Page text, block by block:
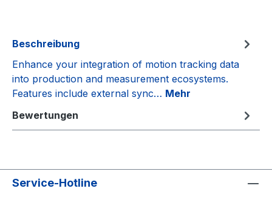
Beschreibung
Enhance your integration of motion tracking data
into production and measurement ecosystems.
Features include external sync… Mehr
Bewertungen
Service-Hotline